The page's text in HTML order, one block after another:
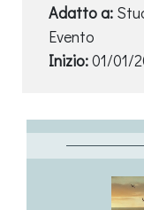
Adatto a:
Evento
Inizio:01/01/